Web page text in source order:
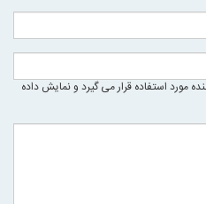
استفاده قرار می گیرد و نمایش داده